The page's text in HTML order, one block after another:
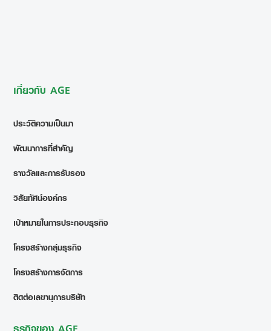
เกี่ยวกับ AGE
ประวัติความเป็นมา
พัฒนาการที่สำคัญ
รางวัลและการรับรอง
วิสัยทัศน์องค์กร
เป้าหมายในการประกอบธุรกิจ
โครงสร้างกลุ่มธุรกิจ
โครงสร้างการจัดการ
ติดต่อเลขานุการบริษัท